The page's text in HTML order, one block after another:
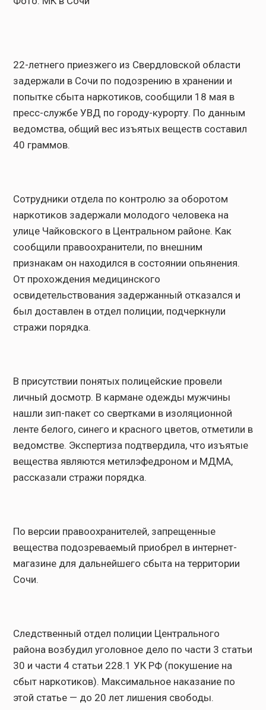
22-летнего приезжего из Свердловской области
задержали в Сочи по подозрению в хранении и
попытке сбыта наркотиков, сообщили 18 мая в
пресс-службе УВД по городу-курорту. По данным
ведомства, общий вес изъятых веществ составил
40 граммов.
Сотрудники отдела по контролю за оборотом
наркотиков задержали молодого человека на
улице Чайковского в Центральном районе. Как
сообщили правоохранители, по внешним
признакам он находился в состоянии опьянения.
От прохождения медицинского
освидетельствования задержанный отказался и
был доставлен в отдел полиции, подчеркнули
стражи порядка.
В присутствии понятых полицейские провели
личный досмотр. В кармане одежды мужчины
нашли зип-пакет со свертками в изоляционной
ленте белого, синего и красного цветов, отметили в
ведомстве. Экспертиза подтвердила, что изъятые
вещества являются метилэфедроном и МДМА,
рассказали стражи порядка.
По версии правоохранителей, запрещенные
вещества подозреваемый приобрел в интернет-
магазине для дальнейшего сбыта на территории
Сочи.
Следственный отдел полиции Центрального
района возбудил уголовное дело по части 3 статьи
30 и части 4 статьи 228.1 УК РФ (покушение на
сбыт наркотиков). Максимальное наказание по
этой статье — до 20 лет лишения свободы.